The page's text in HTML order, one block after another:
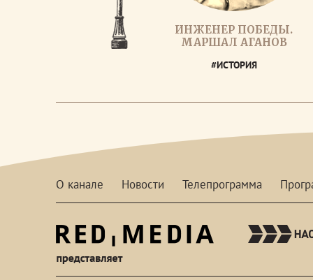
ИНЖЕНЕР ПОБЕДЫ.
МАРШАЛ АГАНОВ
#ИСТОРИЯ
О канале Новости Телепрограмма